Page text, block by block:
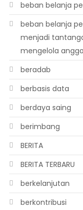
beban belanja
beban belanja
menjadi
mengelola
beradab
berbasis data
berdaya saing
berimbang
BERITA
BERITA TERBARU
berkelanjutan
berkontribusi